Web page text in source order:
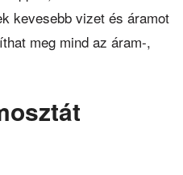
kevesebb vizet és áramot
meg mind az áram-,